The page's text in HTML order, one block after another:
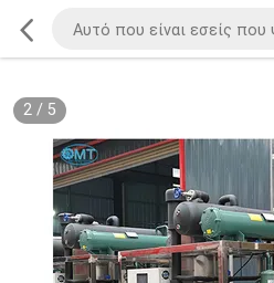
2/ 5